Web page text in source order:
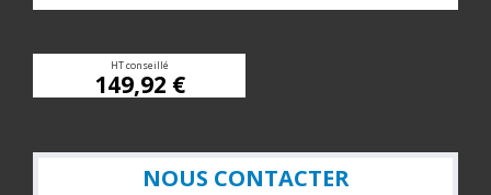
HT conseillé
149,92 €
NOUS CONTACTER